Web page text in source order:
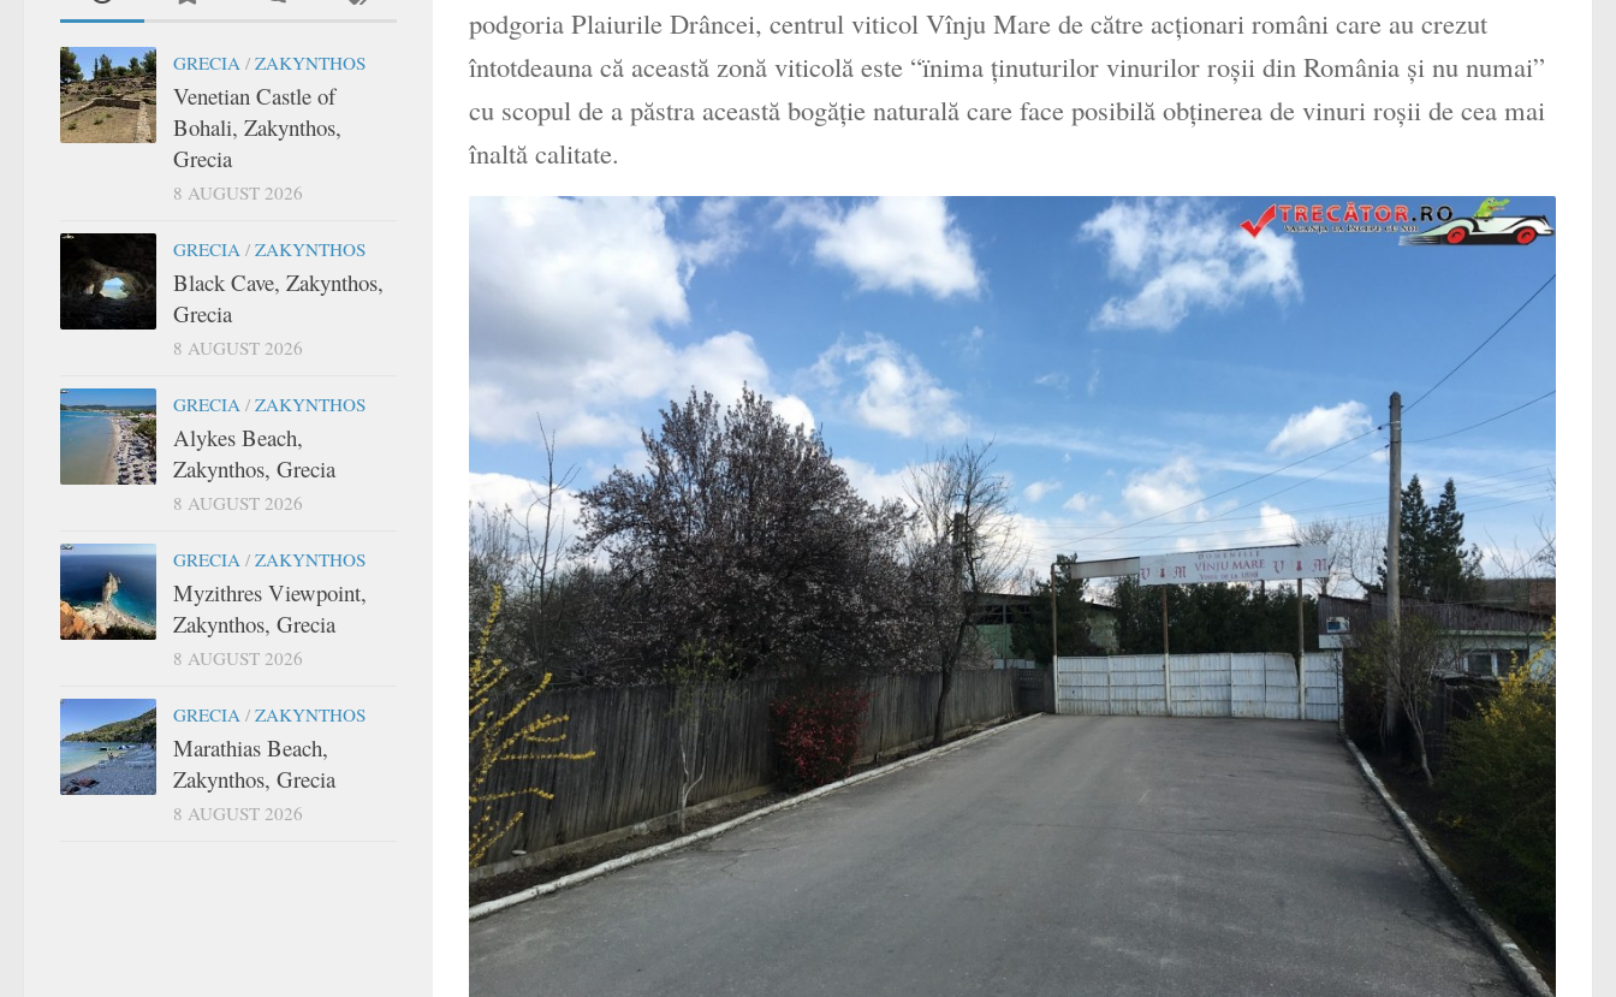
podgoria Plaiurile Drâncei, centrul viticol Vînju Mare de către acţionari români care au crezut
întotdeauna că această zonă viticolă este “ïnima ţinuturilor vinurilor roşii din România şi nu numai”
cu scopul de a păstra această bogăţie naturală care face posibilă obţinerea de vinuri roşii de cea mai
înaltă calitate.
GRECIA / ZAKYNTHOS
Venetian Castle of
Bohali, Zakynthos,
Grecia
8 AUGUST 2026
GRECIA / ZAKYNTHOS
Black Cave, Zakynthos,
Grecia
8 AUGUST 2026
GRECIA / ZAKYNTHOS
Alykes Beach,
Zakynthos, Grecia
8 AUGUST 2026
GRECIA / ZAKYNTHOS
Myzithres Viewpoint,
Zakynthos, Grecia
8 AUGUST 2026
GRECIA / ZAKYNTHOS
Marathias Beach,
Zakynthos, Grecia
8 AUGUST 2026